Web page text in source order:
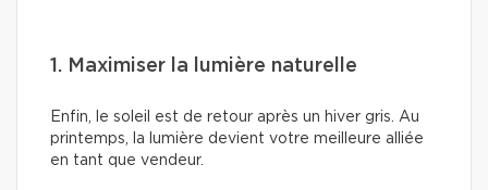
1. Maximiser la lumière naturelle
Enfin, le soleil est de retour après un hiver gris. Au
printemps, la lumière devient votre meilleure alliée
en tant que vendeur.